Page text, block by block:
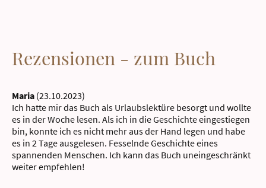
Rezensionen - zum Buch
Maria (23.10.2023)
Ich hatte mir das Buch als Urlaubslektüre besorgt und wollte
es in der Woche lesen. Als ich in die Geschichte eingestiegen
bin, konnte ich es nicht mehr aus der Hand legen und habe
es in 2 Tage ausgelesen. Fesselnde Geschichte eines
spannenden Menschen. Ich kann das Buch uneingeschränkt
weiter empfehlen!